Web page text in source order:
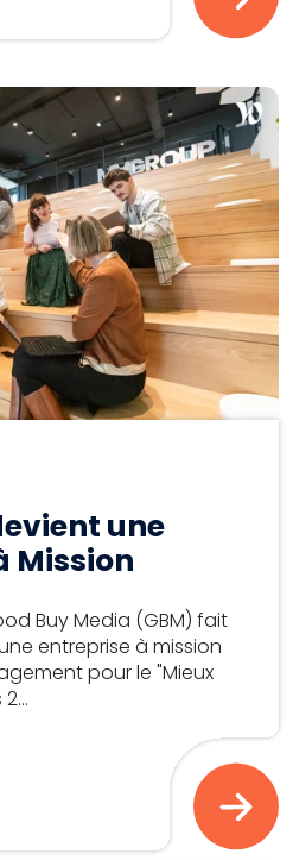
une
Mission
Buy Media (GBM) fait
entreprise à mission
pour le "Mieux